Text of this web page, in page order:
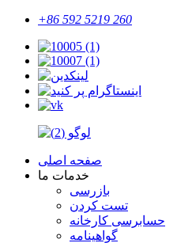
+86 592 5219 260
صفحه اصلی
خدمات ما
بازرسی
تست کردن
حسابرسی کارخانه
گواهینامه